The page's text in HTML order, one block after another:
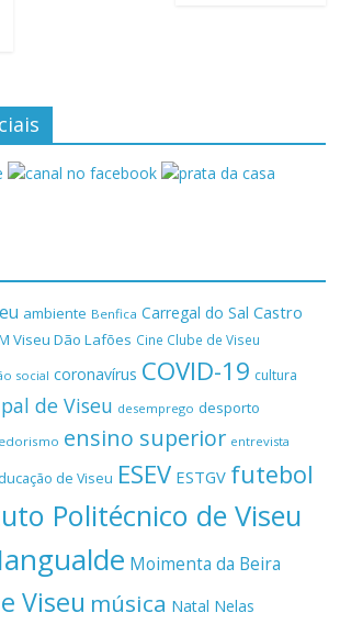
ambiente Benfica Carregal do Sal Castro
Viseu Dão Lafões Cine Clube de Viseu
social coronavírus COVID-19 cultura
de Viseu desemprego desporto
ensino superior entrevista
de Viseu ESEV ESTGV futebol
Politécnico de Viseu
Moimenta da Beira
Viseu música Natal Nelas